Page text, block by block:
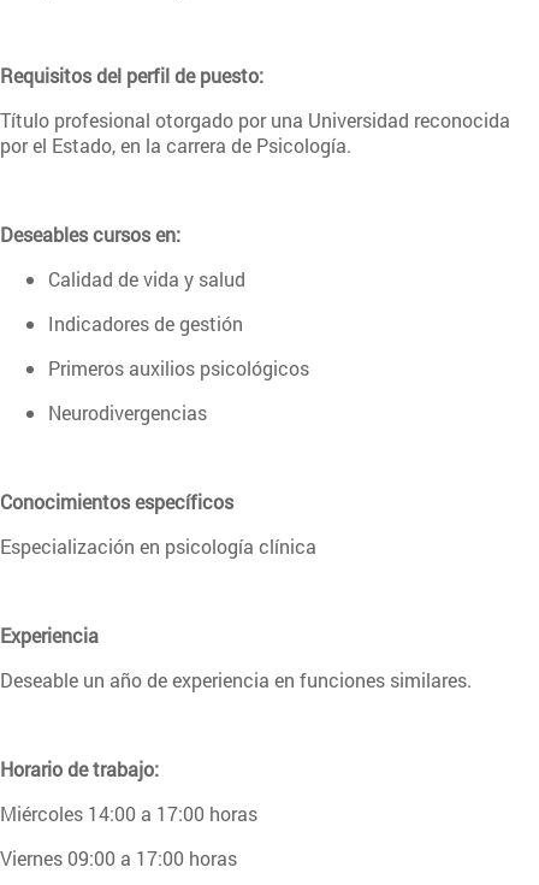
Requisitos del perfil de puesto:
Título profesional otorgado por una Universidad reconocida
por el Estado, en la carrera de Psicología.
Deseables cursos en:
Calidad de vida y salud
Indicadores de gestión
Primeros auxilios psicológicos
Neurodivergencias
Conocimientos específicos
Especialización en psicología clínica
Experiencia
Deseable un año de experiencia en funciones similares.
Horario de trabajo:
Miércoles 14:00 a 17:00 horas
Viernes 09:00 a 17:00 horas